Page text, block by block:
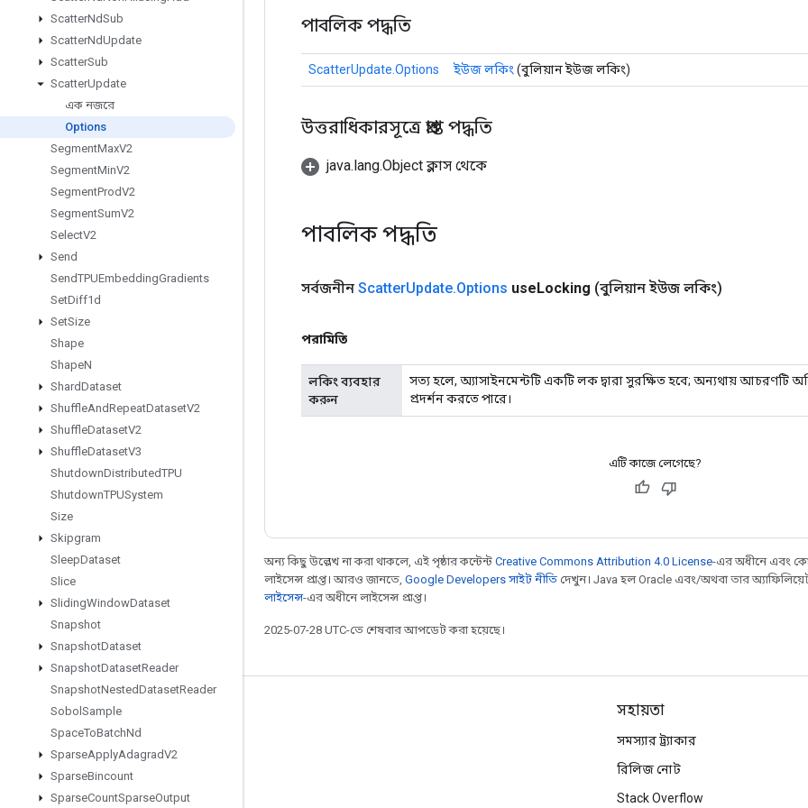
ScatterNdSub
ScatterNdUpdate
ScatterSub
ScatterUpdate
এক নজরে
Options
SegmentMaxV2
SegmentMinV2
SegmentProdV2
SegmentSumV2
SelectV2
Send
SendTPUEmbeddingGradients
SetDiff1d
SetSize
Shape
ShapeN
ShardDataset
ShuffleAndRepeatDatasetV2
ShuffleDatasetV2
ShuffleDatasetV3
ShutdownDistributedTPU
ShutdownTPUSystem
Size
Skipgram
SleepDataset
Slice
SlidingWindowDataset
Snapshot
SnapshotDataset
SnapshotDatasetReader
SnapshotNestedDatasetReader
Sobol Sample
SpaceToBatchNd
SparseApplyAdagradV2
SparseBincount
SparseCountSparseOutput
পাবলিক পদ্ধতি
ScatterUpdate.Options ইউজ লকিং (বুলিয়ান ইউজ লকিং)
উত্তরাধিকারসূত্রে প্রাপ্ত পদ্ধতি
java.lang.Object ক্লাস থেকে
পাবলিক পদ্ধতি
সর্বজনীন ScatterUpdate.Options useLocking (বুলিয়ান ইউজ লকিং)
পরামিতি
লকিং ব্যবহার
করুন
সত্য হলে, অ্যাসাইনমেন্টটি একটি লক দ্বারা সুরক্ষিত হবে; অন্যথায় আচরণটি
প্রদর্শন করতে পারে।
এটি কাজে লেগেছে?
অন্য কিছু উল্লেখ না করা থাকলে, এই পৃষ্ঠার কন্টেন্ট Creative Commons Attribution 4.0 License-এর অধীনে এবং
লাইসেন্স প্রাপ্ত। আরও জানতে, Google Developers সাইট নীতি দেখুন। Java হল Oracle এবং/অথবা তার অ্যাফিলিয়েট
লাইসেন্স-এর অধীনে লাইসেন্স প্রাপ্ত।
2025-07-28 UTC-তে শেষবার আপডেট করা হয়েছে।
সবসময় যুক্ত থাকুন
ফোরাম
GitHub
সহায়তা
সমস্যার ট্র্যাকার
রিলিজ নোট
Stack Overflow